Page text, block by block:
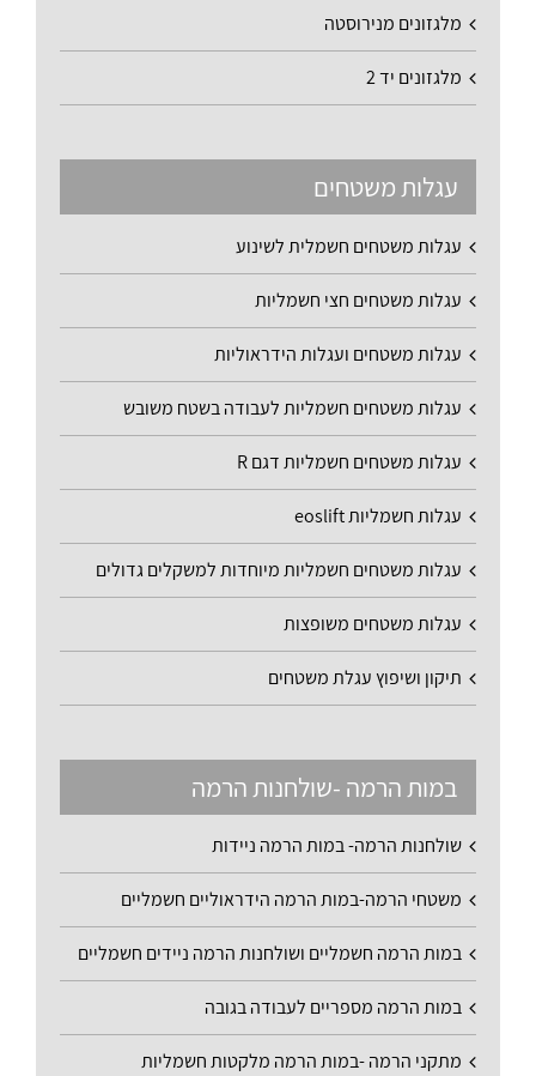
מלגזונים מנירוסטה
מלגזונים יד 2
עגלות משטחים
עגלות משטחים חשמלית לשינוע
עגלות משטחים חצי חשמליות
עגלות משטחים ועגלות הידראוליות
עגלות משטחים חשמליות לעבודה בשטח משובש
עגלות משטחים חשמליות דגם R
עגלות חשמליות eoslift
עגלות משטחים חשמליות מיוחדות למשקלים גדולים
עגלות משטחים משופצות
תיקון ושיפוץ עגלת משטחים
במות הרמה -שולחנות הרמה
שולחנות הרמה- במות הרמה ניידות
משטחי הרמה-במות הרמה הידראוליים חשמליים
במות הרמה חשמליים ושולחנות הרמה ניידים חשמליים
במות הרמה מספריים לעבודה בגובה
מתקני הרמה -במות הרמה מלקטות חשמליות